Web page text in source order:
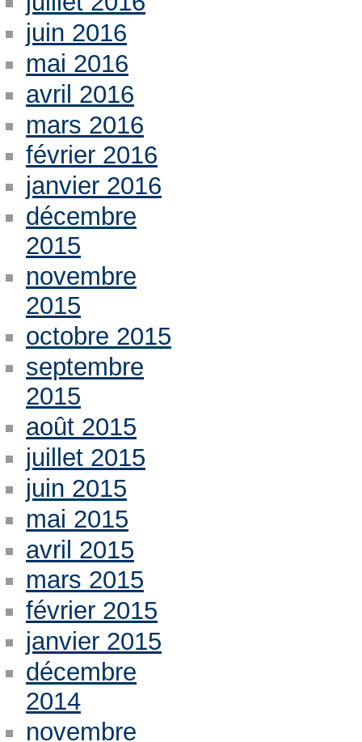
juin 2016
mai 2016
avril 2016
mars 2016
février 2016
janvier 2016
décembre
2015
novembre
2015
octobre 2015
septembre
2015
août 2015
juillet 2015
juin 2015
mai 2015
avril 2015
mars 2015
février 2015
janvier 2015
décembre
2014
novembre